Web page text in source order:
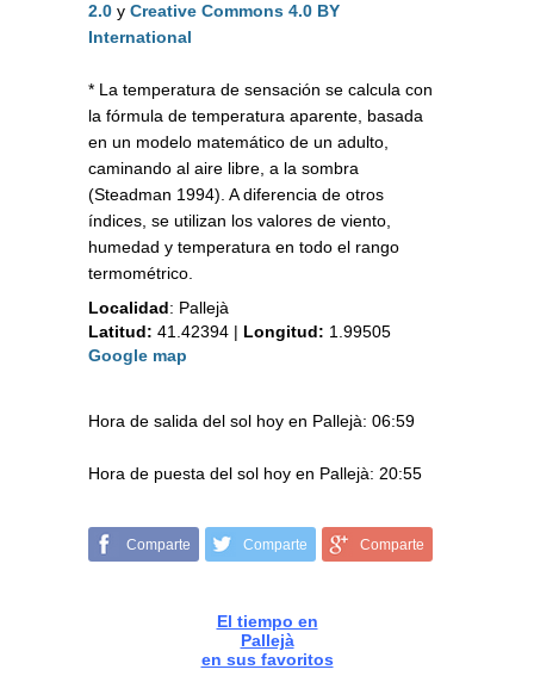
2.0 y Creative Commons 4.0 BY
International
* La temperatura de sensación se calcula con
la fórmula de temperatura aparente, basada
en un modelo matemático de un adulto,
caminando al aire libre, a la sombra
(Steadman 1994). A diferencia de otros
índices, se utilizan los valores de viento,
humedad y temperatura en todo el rango
termométrico.
Localidad: Pallejà
Latitud: 41.42394 | Longitud: 1.99505
Google map
Hora de salida del sol hoy en Pallejà: 06:59
Hora de puesta del sol hoy en Pallejà: 20:55
Comparte Comparte Comparte
El tiempo en
Pallejà
en sus favoritos